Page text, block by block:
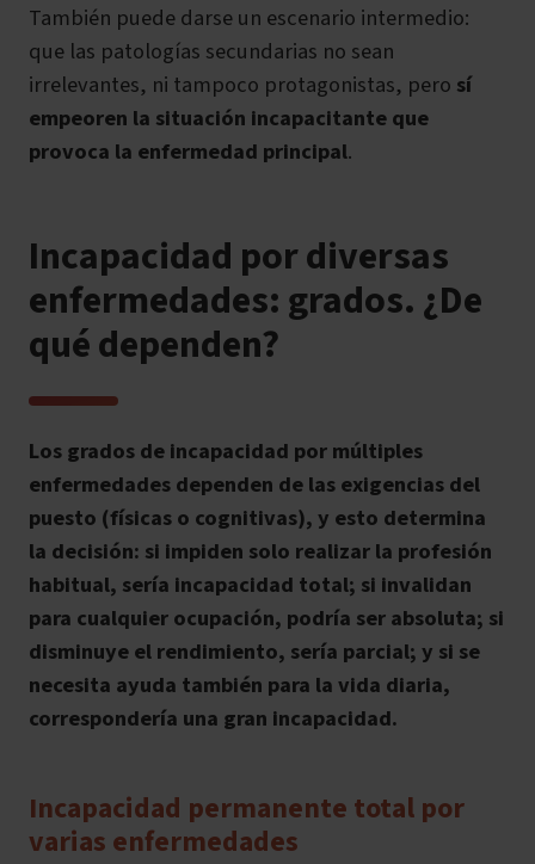
También puede darse un escenario intermedio:
que las patologías secundarias no sean
irrelevantes, ni tampoco protagonistas, pero sí
empeoren la situación incapacitante que
provoca la enfermedad principal.
Incapacidad por diversas
enfermedades: grados. ¿De
qué dependen?
Los grados de incapacidad por múltiples
enfermedades dependen de las exigencias del
puesto (físicas o cognitivas), y esto determina
la decisión: si impiden solo realizar la profesión
habitual, sería incapacidad total; si invalidan
para cualquier ocupación, podría ser absoluta; si
disminuye el rendimiento, sería parcial; y si se
necesita ayuda también para la vida diaria,
correspondería una gran incapacidad.
Incapacidad permanente total por
varias enfermedades